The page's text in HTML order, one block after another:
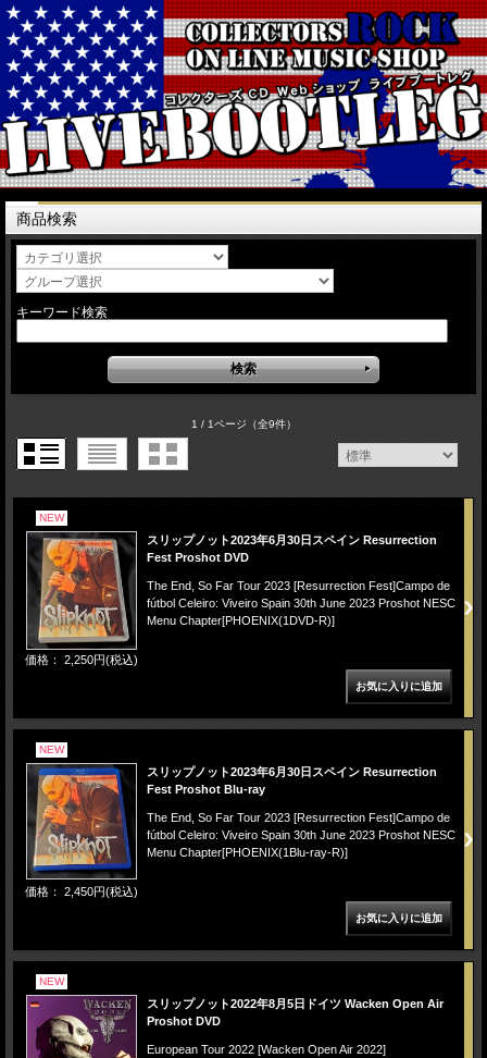
商品検索
キーワード検索
1 / 1ページ（全9件）
NEW
スリップノット2023年6月30日スペイン Resurrection
Fest Proshot DVD
The End, So Far Tour 2023 [Resurrection Fest]Campo de
fútbol Celeiro: Viveiro Spain 30th June 2023 Proshot NESC
Menu Chapter[PHOENIX(1DVD-R)]
価格： 2,250円(税込)
NEW
スリップノット2023年6月30日スペイン Resurrection
Fest Proshot Blu-ray
The End, So Far Tour 2023 [Resurrection Fest]Campo de
fútbol Celeiro: Viveiro Spain 30th June 2023 Proshot NESC
Menu Chapter[PHOENIX(1Blu-ray-R)]
価格： 2,450円(税込)
NEW
スリップノット2022年8月5日ドイツ Wacken Open Air
Proshot DVD
European Tour 2022 [Wacken Open Air 2022]